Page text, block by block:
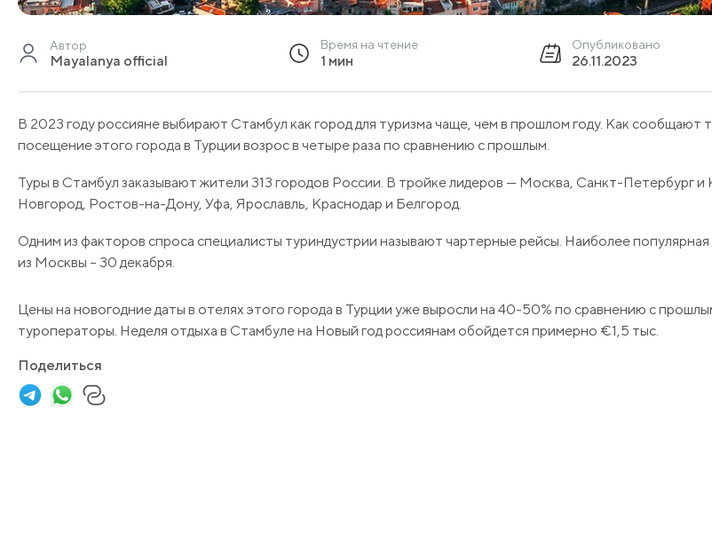
Автор
Mayalanya official
Время на чтение
1 мин
Опубликовано
26.11.2023
В 2023 году россияне выбирают Стамбул как город для туризма чаще, чем в прошлом году. Как сообщают
посещение этого города в Турции возрос в четыре раза по сравнению с прошлым.
Туры в Стамбул заказывают жители 313 городов России. В тройке лидеров — Москва, Санкт-Петербург и
Новгород, Ростов-на-Дону, Уфа, Ярославль, Краснодар и Белгород.
Одним из факторов спроса специалисты туриндустрии называют чартерные рейсы. Наиболее популярная
из Москвы – 30 декабря.
Цены на новогодние даты в отелях этого города в Турции уже выросли на 40-50% по сравнению с
туроператоры. Неделя отдыха в Стамбуле на Новый год россиянам обойдется примерно €1,5 тыс.
Поделиться